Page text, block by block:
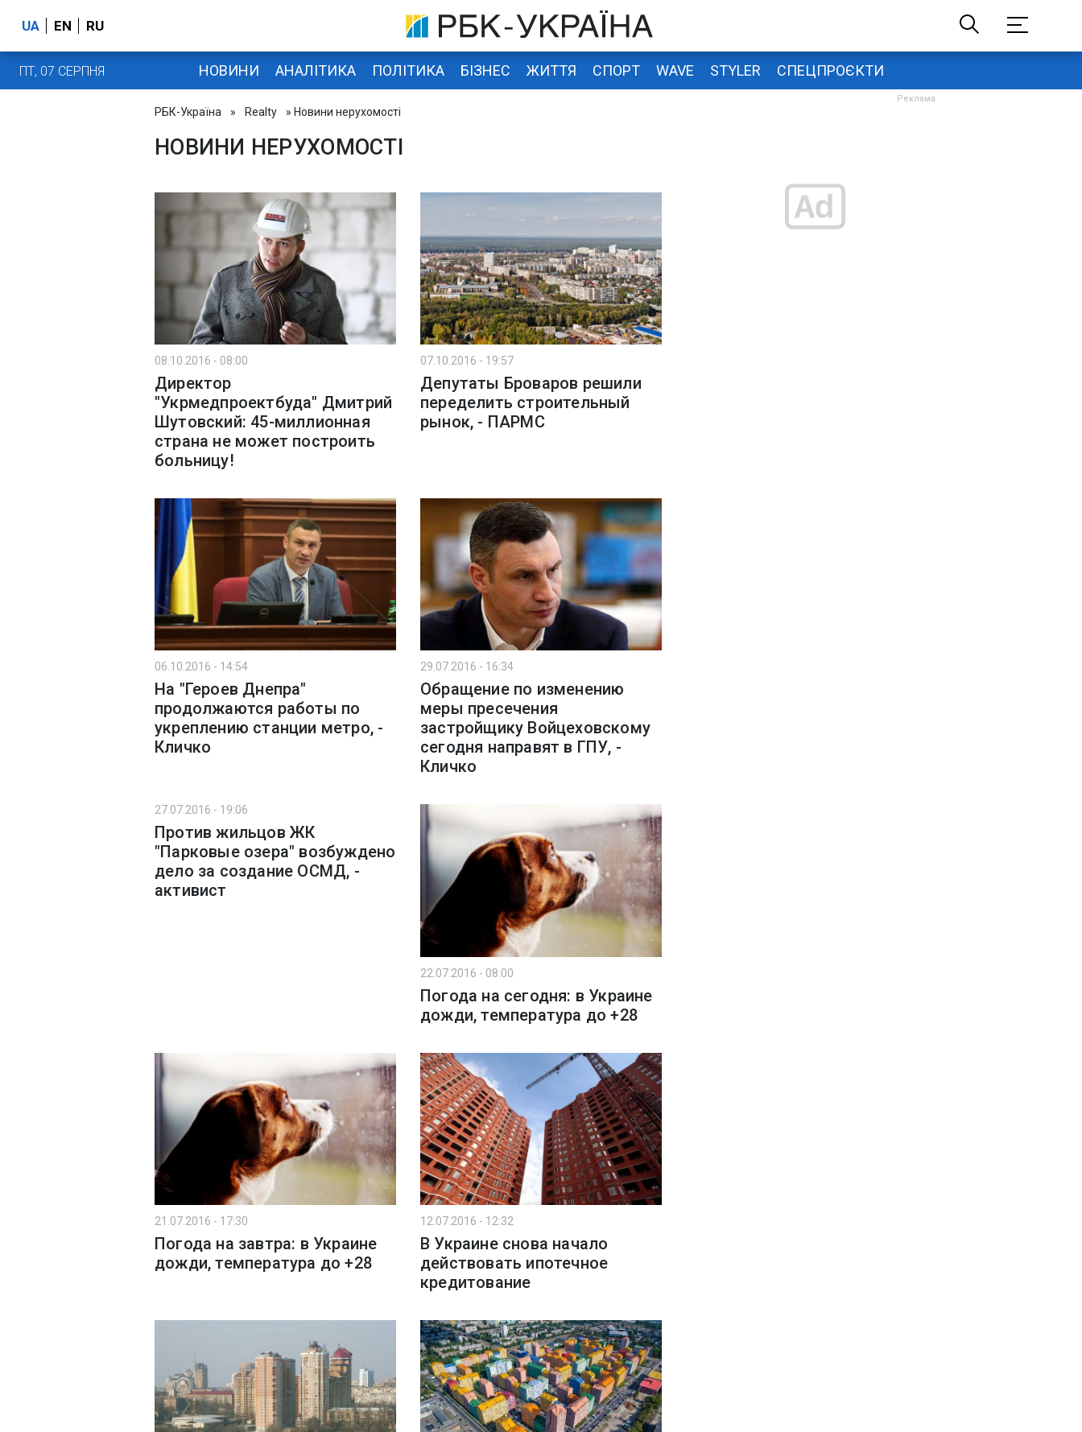
UA EN RU
ПТ, 07 СЕРПНЯ НОВИНИ АНАЛІТИКА ПОЛІТИКА БІЗНЕС ЖИТТЯ СПОРТ WAVE STYLER СПЕЦПРОЄКТИ
РБК-Україна » Realty » Новини нерухомості
НОВИНИ НЕРУХОМОСТІ
08.10.2016 - 08:00
Директор
"Укрмедпроектбуда" Дмитрий
Шутовский: 45-миллионная
страна не может построить
больницу!
07.10.2016 - 19:57
Депутаты Броваров решили
переделить строительный
рынок, - ПАРМС
06.10.2016 - 14:54
На "Героев Днепра"
продолжаются работы по
укреплению станции метро, -
Кличко
29.07.2016 - 16:34
Обращение по изменению
меры пресечения
застройщику Войцеховскому
сегодня направят в ГПУ, -
Кличко
27.07.2016 - 19:06
Против жильцов ЖК
"Парковые озера" возбуждено
дело за создание ОСМД, -
активист
22.07.2016 - 08:00
Погода на сегодня: в Украине
дожди, температура до +28
21.07.2016 - 17:30
Погода на завтра: в Украине
дожди, температура до +28
12.07.2016 - 12:32
В Украине снова начало
действовать ипотечное
кредитование